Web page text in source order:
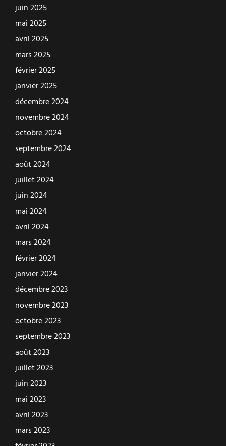
juin 2025
mai 2025
avril 2025
mars 2025
février 2025
janvier 2025
décembre 2024
novembre 2024
octobre 2024
septembre 2024
août 2024
juillet 2024
juin 2024
mai 2024
avril 2024
mars 2024
février 2024
janvier 2024
décembre 2023
novembre 2023
octobre 2023
septembre 2023
août 2023
juillet 2023
juin 2023
mai 2023
avril 2023
mars 2023